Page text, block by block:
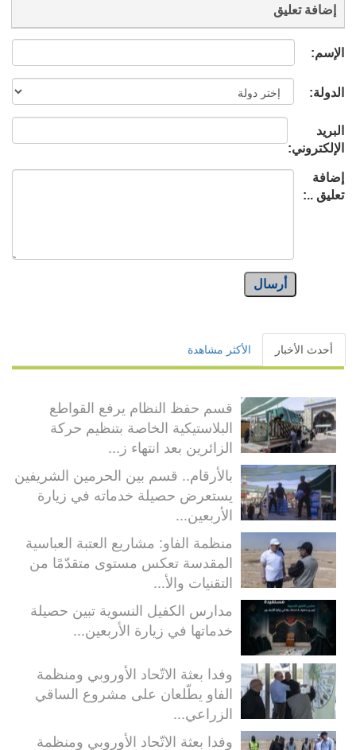
إضافة تعليق
الإسم:
الدولة:
البريد
الإلكتروني:
إضافة
تعليق ..:
أرسال
أحدث الأخبار الأكثر مشاهدة
قسم حفظ النظام يرفع القواطع
البلاستيكية الخاصة بتنظيم حركة
الزائرين بعد انتهاء ز...
بالأرقام.. قسم بين الحرمين الشريفين
يستعرض حصيلة خدماته في زيارة
الأربعين...
منظمة الفاو: مشاريع العتبة العباسية
المقدسة تعكس مستوى متقدّمًا من
التقنيات والأ...
مدارس الكفيل النسوية تبين حصيلة
خدماتها في زيارة الأربعين...
وفدا بعثة الاتّحاد الأوروبي ومنظمة
الفاو يطّلعان على مشروع الساقي
الزراعي...
وفدا بعثة الاتّحاد الأوروبي ومنظمة